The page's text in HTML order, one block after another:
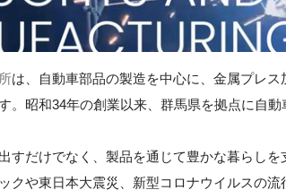
は、自動車部品の製造を中心に、金属プレ
。昭和34年の創業以来、群馬県を拠点に自動
すだけでなく、製品を通じて豊かな暮らし
クや東日本大震災、新型コロナウイルスの